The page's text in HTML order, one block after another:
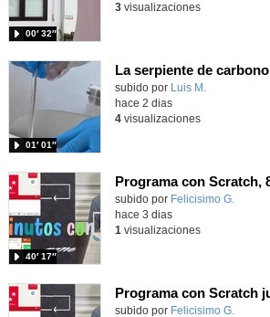
00′ 32″
3visualizaciones
La serpiente de carbono
Contenido educativo.
subido por Luis M.
01′ 01″
hace 2 dias
4visualizaciones
Contenido educativo.
subido por Felicisimo G.
40′ 17″
hace 3 dias
1 visualizaciones
Contenido educativo.
subido por Felicisimo G.